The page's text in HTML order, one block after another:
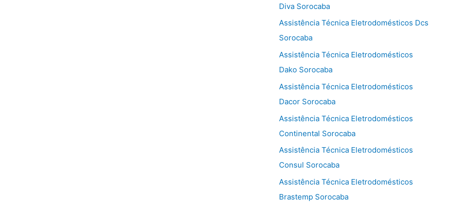
Diva Sorocaba
Assistência Técnica Eletrodomésticos Dcs
Sorocaba
Assistência Técnica Eletrodomésticos
Dako Sorocaba
Assistência Técnica Eletrodomésticos
Dacor Sorocaba
Assistência Técnica Eletrodomésticos
Continental Sorocaba
Assistência Técnica Eletrodomésticos
Consul Sorocaba
Assistência Técnica Eletrodomésticos
Brastemp Sorocaba